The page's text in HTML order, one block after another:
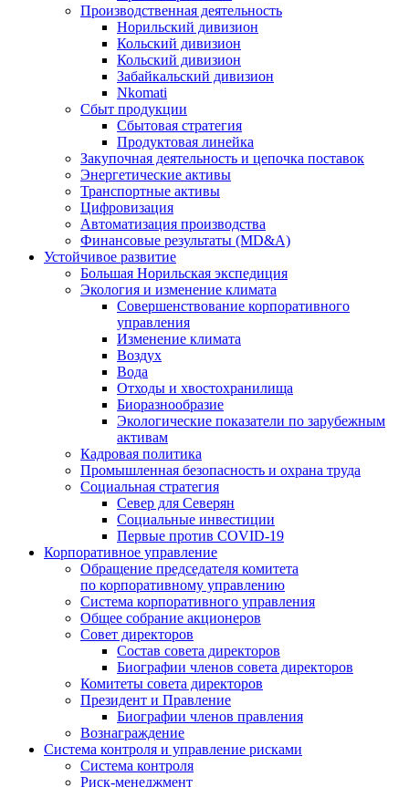
Производственная деятельность
Норильский дивизион
Кольский дивизион
Кольский дивизион
Забайкальский дивизион
Nkomati
Сбыт продукции
Сбытовая стратегия
Продуктовая линейка
Закупочная деятельность и цепочка поставок
Энергетические активы
Транспортные активы
Цифровизация
Автоматизация производства
Финансовые результаты (MD&A)
Устойчивое развитие
Большая Норильская экспедиция
Экология и изменение климата
Совершенствование корпоративного
управления
Изменение климата
Воздух
Вода
Отходы и хвостохранилища
Биоразнообразие
Экологические показатели по зарубежным
активам
Кадровая политика
Промышленная безопасность и охрана труда
Социальная стратегия
Север для Северян
Социальные инвестиции
Первые против COVID‑19
Корпоративное управление
Обращение председателя комитета
по корпоративному управлению
Система корпоративного управления
Общее собрание акционеров
Совет директоров
Состав совета директоров
Биографии членов совета директоров
Комитеты совета директоров
Президент и Правление
Биографии членов правления
Вознаграждение
Система контроля и управление рисками
Система контроля
Риск-менеджмент